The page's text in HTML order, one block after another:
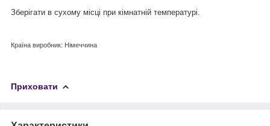
Зберігати в сухому місці при кімнатній температурі.
Країна виробник: Німеччина
Приховати